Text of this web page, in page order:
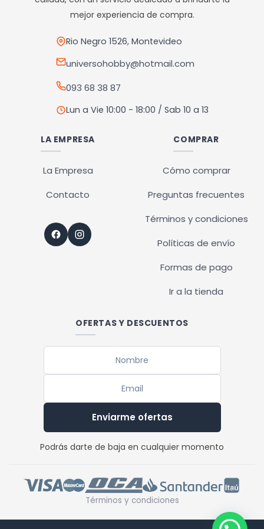
pueden
en
la
de
producto
mejor experiencia de compra.
Rio Negro 1526, Montevideo
universohobby@hotmail.com
093 68 38 87
Lun a Vie 10:00 - 18:00 / Sab 10 a 13
LA EMPRESA
La Empresa
Contacto
COMPRAR
Cómo comprar
Preguntas frecuentes
Términos y condiciones
Políticas de envío
Formas de pago
Ir a la tienda
OFERTAS Y DESCUENTOS
Enviarme ofertas
Podrás darte de baja en cualquier momento
Términos y condiciones